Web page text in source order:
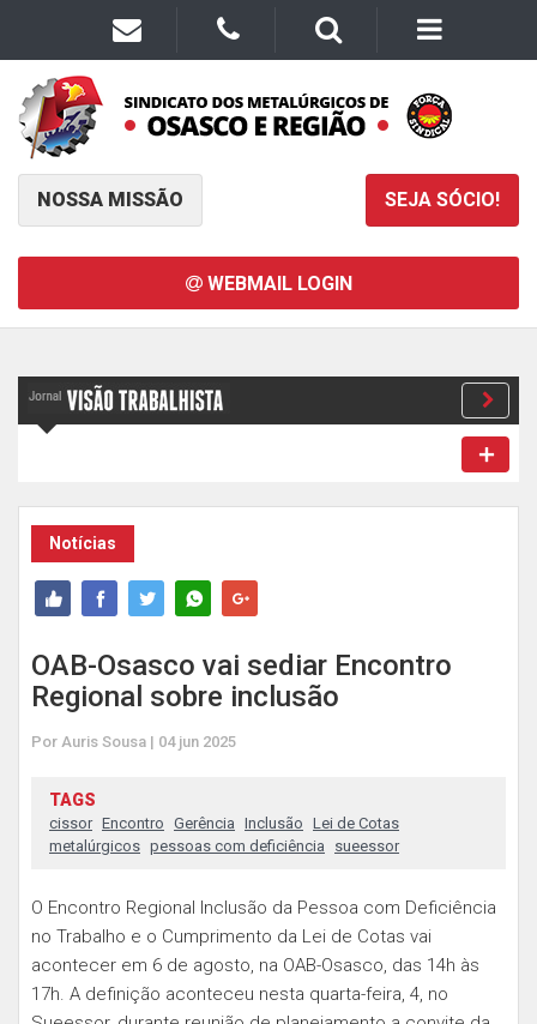
NOSSA MISSÃO SEJA SÓCIO!
WEBMAIL LOGIN
Notícias
OAB-Osasco vai sediar Encontro
Regional sobre inclusão
Por Auris Sousa | 04 jun 2025
TAGS
cissor Encontro Gerência Inclusão Lei de Cotas
metalúrgicos pessoas com deficiência sueessor
O Encontro Regional Inclusão da Pessoa com Deficiência
no Trabalho e o Cumprimento da Lei de Cotas vai
acontecer em 6 de agosto, na OAB-Osasco, das 14h às
17h. A definição aconteceu nesta quarta-feira, 4, no